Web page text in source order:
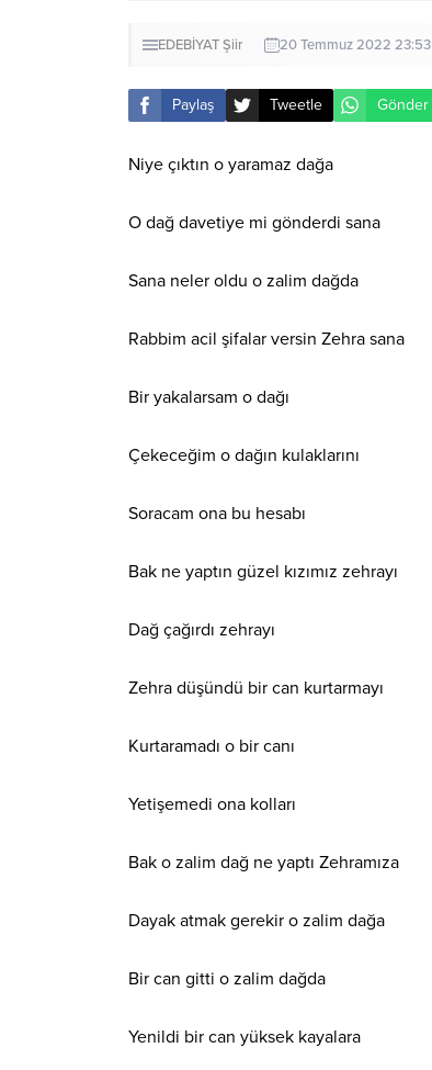
EDEBİYATŞiir 20 Temmuz 2022 23:53
Paylaş Tweetle Gönder
Niye çıktın o yaramaz dağa
O dağ davetiye mi gönderdi sana
Sana neler oldu o zalim dağda
Rabbim acil şifalar versin Zehra sana
Bir yakalarsam o dağı
Çekeceğim o dağın kulaklarını
Soracam ona bu hesabı
Bak ne yaptın güzel kızımız zehrayı
Dağ çağırdı zehrayı
Zehra düşündü bir can kurtarmayı
Kurtaramadı o bir canı
Yetişemedi ona kolları
Bak o zalim dağ ne yaptı Zehramıza
Dayak atmak gerekir o zalim dağa
Bir can gitti o zalim dağda
Yenildi bir can yüksek kayalara